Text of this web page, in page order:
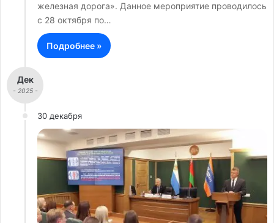
железная дорога». Данное мероприятие проводилось
с 28 октября по…
Подробнее »
Дек
- 2025 -
30 декабря